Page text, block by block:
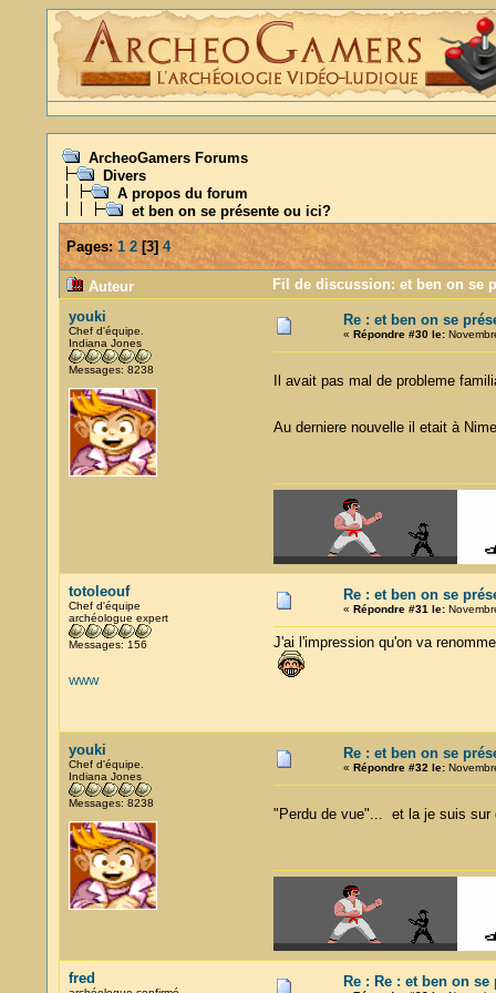
ArcheoGamers Forums
Divers
A propos du forum
et ben on se présente ou ici?
Pages: 1 2[3] 4
Auteur
Fil de discussion: et ben on se
youki
Chef d'équipe.
Indiana Jones
Messages: 8238
Re : et ben on se
« Répondre #30 le:
Il avait pas mal de probleme
Au derniere nouvelle il etait à
totoleouf
Chef d'équipe
archéologue expert
Messages: 156
WWW
Re : et ben on se
« Répondre #31 le:
J'ai l'impression qu'on va
youki
Chef d'équipe.
Indiana Jones
Messages: 8238
Re : et ben on se
« Répondre #32 le:
"Perdu de vue"... et la je suis
fred Re : Re : et ben on